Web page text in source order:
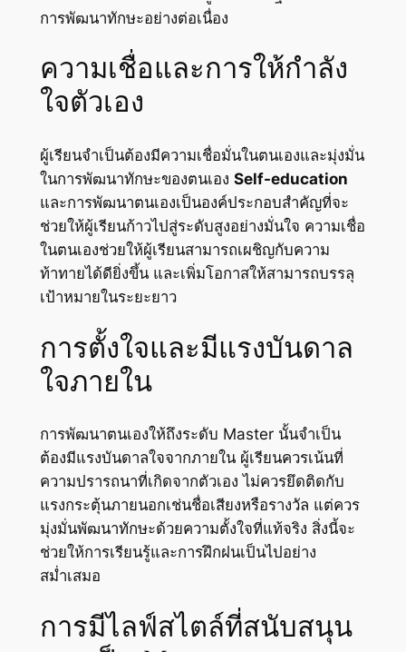
การพัฒนาทักษะอย่างต่อเนื่อง
ความเชื่อและการให้กำลัง
ใจตัวเอง
ผู้เรียนจำเป็นต้องมีความเชื่อมั่นในตนเองและมุ่งมั่น
ในการพัฒนาทักษะของตนเอง Self-education
และการพัฒนาตนเองเป็นองค์ประกอบสำคัญที่จะ
ช่วยให้ผู้เรียนก้าวไปสู่ระดับสูงอย่างมั่นใจ ความเชื่อ
ในตนเองช่วยให้ผู้เรียนสามารถเผชิญกับความ
ท้าทายได้ดียิ่งขึ้น และเพิ่มโอกาสให้สามารถบรรลุ
เป้าหมายในระยะยาว
การตั้งใจและมีแรงบันดาล
ใจภายใน
การพัฒนาตนเองให้ถึงระดับ Master นั้นจำเป็น
ต้องมีแรงบันดาลใจจากภายใน ผู้เรียนควรเน้นที่
ความปรารถนาที่เกิดจากตัวเอง ไม่ควรยึดติดกับ
แรงกระตุ้นภายนอกเช่นชื่อเสียงหรือรางวัล แต่ควร
มุ่งมั่นพัฒนาทักษะด้วยความตั้งใจที่แท้จริง สิ่งนี้จะ
ช่วยให้การเรียนรู้และการฝึกฝนเป็นไปอย่าง
สม่ำเสมอ
การมีไลฟ์สไตล์ที่สนับสนุน